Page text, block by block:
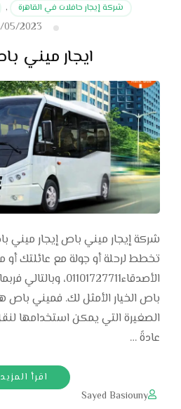
شركة إيجار حافلات في القاهرة
,
05/2023
ايجار ميني
تخطط لرحلة أو جولة مع عائلتك
باص الخيار الأمثل لك. فميني باص
الصغيرة التي يمكن استخدامها
عادةً …
اقرأ المزيد
Sayed Basiouny